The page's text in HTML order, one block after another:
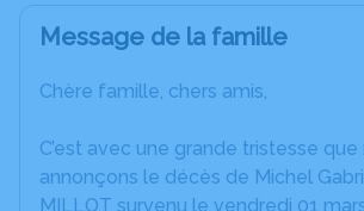
Message de la famille
Chère famille, chers amis,
C’est avec une grande tristesse que
annonçons le décès de Michel
MILLOT survenu le vendredi 01